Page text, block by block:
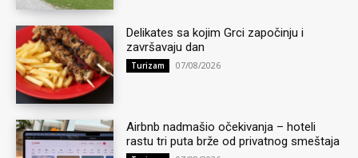
Delikates sa kojim Grci započinju i
završavaju dan
Turizam 07/08/2026
Airbnb nadmašio očekivanja – hoteli
rastu tri puta brže od privatnog smeštaja